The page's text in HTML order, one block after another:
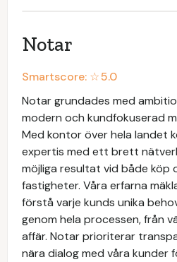
Notar
Smartscore: ☆5.0
Notar grundades med
modern och kundfokuserad
Med kontor över hela landet
expertis med ett brett
möjliga resultat vid både köp
fastigheter. Våra erfarna
förstå varje kunds unika
genom hela processen, från
affär. Notar prioriterar
nära dialog med våra kunder